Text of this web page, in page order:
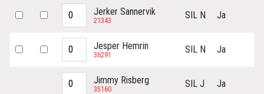
Jerker Sannervik
21343 SIL N Ja
Jesper Hemrin
36291 SIL N Ja
Jimmy Risberg
35160 SIL J Ja